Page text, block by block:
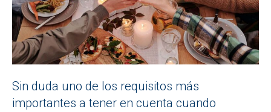
Sin duda uno de los requisitos más
importantes a tener en cuenta cuando